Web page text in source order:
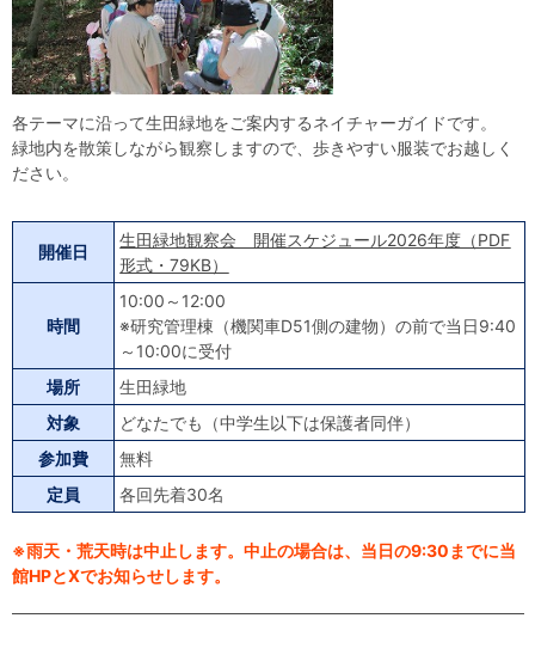
各テーマに沿って生田緑地をご案内するネイチャーガイドです。
緑地内を散策しながら観察しますので、歩きやすい服装でお越しく
ださい。
開催日
生田緑地観察会 開催スケジュール2026年度（PDF
形式・79KB）
時間
10:00～12:00
※研究管理棟（機関車D51側の建物）の前で当日9:40
～10:00に受付
場所
生田緑地
対象
どなたでも（中学生以下は保護者同伴）
参加費
無料
定員
各回先着30名
※雨天・荒天時は中止します。中止の場合は、当日の9:30までに当
館HPとXでお知らせします。